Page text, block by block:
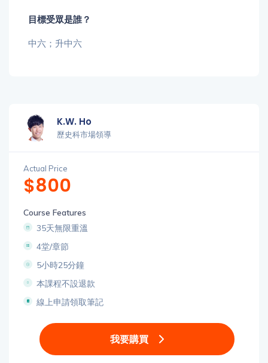
目標受眾是誰？
中六；升中六
K.W. Ho
歷史科市場領導
Actual Price
$800
Course Features
35天無限重溫
4堂/章節
5小時25分鐘
本課程不設退款
線上申請領取筆記
我要購買